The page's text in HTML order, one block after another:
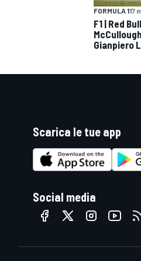
FORMULA 117
F1 | Red
Gianpiero
Scarica le tue app
Social media